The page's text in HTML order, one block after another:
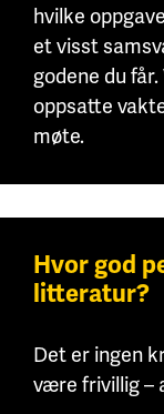
hvilke
et visst
godene du
oppsatte
møte.
Hvor god
litteratur?
Det er ingen
være frivillig –